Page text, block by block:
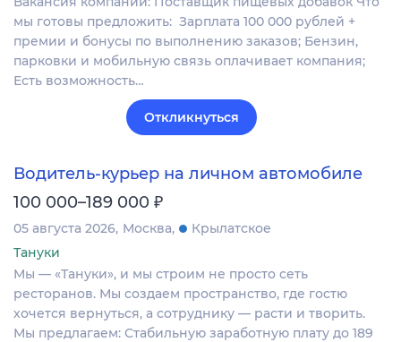
мы готовы предложить: Зарплата 100 000 рублей +
премии и бонусы по выполнению заказов; Бензин,
парковки и мобильную связь оплачивает компания;
Есть возможность…
Откликнуться
Водитель-курьер на личном автомобиле
100 000–189 000 ₽
05 августа 2026 Москва
Крылатское
Тануки
Мы — «Тануки», и мы строим не просто сеть
ресторанов. Мы создаем пространство, где гостю
хочется вернуться, а сотруднику — расти и творить.
Мы предлагаем: Стабильную заработную плату до 189